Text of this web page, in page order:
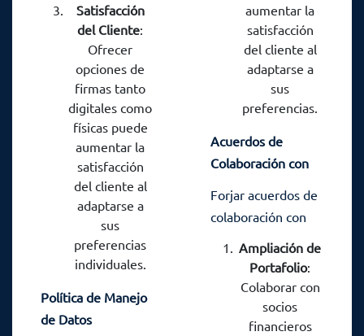
Satisfacción
del Cliente:
Ofrecer
opciones de
firmas tanto
digitales como
físicas puede
aumentar la
satisfacción
del cliente al
adaptarse a
sus
preferencias
individuales.
Política de Manejo
de Datos
aumentar la
satisfacción
del cliente al
adaptarse a
sus
preferencias.
Acuerdos de
Colaboración con
Expandiendo
Forjar acuerdos de
colaboración con
socios financieros
es una estrategia
poderosa para
enriquecer la
oferta crediticia.
Ampliación de
Portafolio:
Colaborar con
socios
financieros